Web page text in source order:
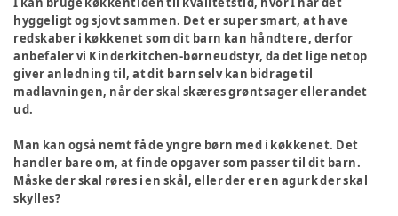
hyggeligt og sjovt sammen. Det er super smart, at have
redskaber i køkkenet som dit barn kan håndtere, derfor
anbefaler vi Kinderkitchen-børneudstyr, da det lige netop
giver anledning til, at dit barn selv kan bidrage til
madlavningen, når der skal skæres grøntsager eller andet
ud.
Man kan også nemt få de yngre børn med i køkkenet. Det
handler bare om, at finde opgaver som passer til dit barn.
Måske der skal røres i en skål, eller der er en agurk der skal
skylles?